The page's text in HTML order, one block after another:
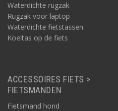
Waterdichte rugzak
Rugzak voor laptop
Waterdichte fietstassen
Koeltas op de fiets
ACCESSOIRES FIETS >
FIETSMANDEN
Fietsmand hond